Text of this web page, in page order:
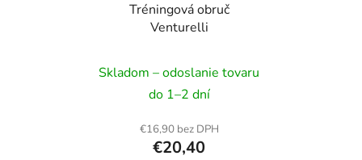
Tréningová obruč
Venturelli
Skladom – odoslanie tovaru
do 1–2 dní
€16,90 bez DPH
€20,40